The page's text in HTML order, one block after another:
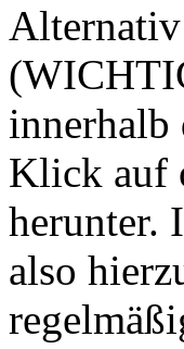
innerhalb
Klick auf
herunter.
also